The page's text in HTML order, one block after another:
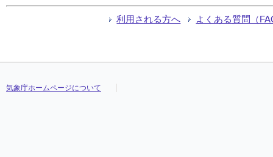
利用される方へ よくある質問（
気象庁ホームページについて